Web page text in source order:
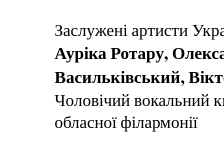
Заслужені артисти
Ауріка Ротару,
Васильківський,
Чоловічий вокальний
обласної філармонії